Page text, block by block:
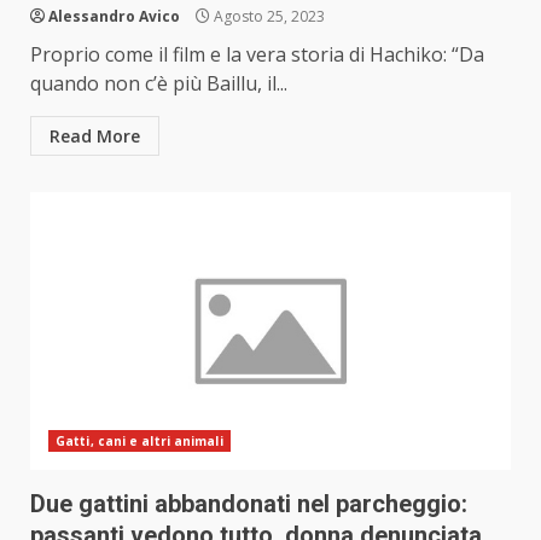
Alessandro Avico Agosto 25, 2023
Proprio come il film e la vera storia di Hachiko: “Da
quando non c’è più Baillu, il...
Read More
Gatti, cani e altri animali
Due gattini abbandonati nel parcheggio: